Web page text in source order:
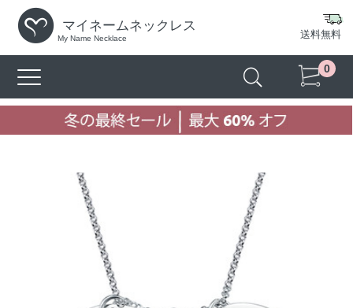
マイネームネックレス
My Name Necklace 送料無料
0